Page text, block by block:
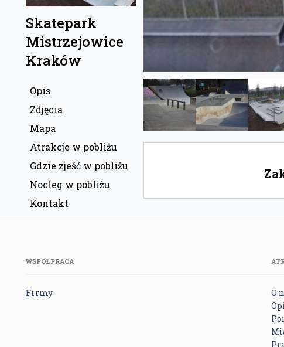
Skatepark
Mistrzejowice
Kraków
Opis
Zdjęcia
Mapa
Atrakcje w pobliżu
Gdzie zjeść w pobliżu
Nocleg w pobliżu
Kontakt
WSPÓŁPRACA
Firmy
O